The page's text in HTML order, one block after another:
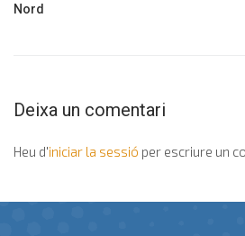
Nord
Deixa un comentari
Heu d'iniciar la sessió per escriure un